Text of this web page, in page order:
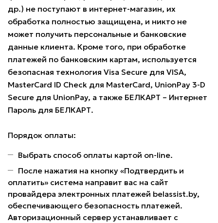
др.) не поступают в интернет-магазин, их
обработка полностью защищена, и никто не
может получить персональные и банковские
данные клиента. Кроме того, при обработке
платежей по банковским картам, используется
безопасная технология Visa Secure для VISA,
MasterCard ID Check для MasterCard, UnionPay 3-D
Secure для UnionPay, а также БЕЛКАРТ – Интернет
Пароль для БЕЛКАРТ.
Порядок оплаты:
Выбрать способ оплаты картой on-line.
После нажатия на кнопку «Подтвердить и
оплатить» система направит вас на сайт
провайдера электронных платежей belassist.by,
обеспечивающего безопасность платежей.
Авторизационный сервер устанавливает с